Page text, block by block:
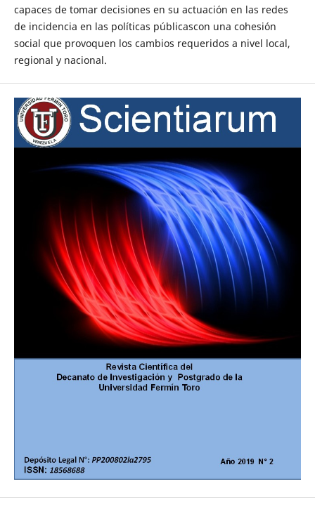
capaces de tomar decisiones en su actuación en las redes
de incidencia en las políticas públicascon una cohesión
social que provoquen los cambios requeridos a nivel local,
regional y nacional.